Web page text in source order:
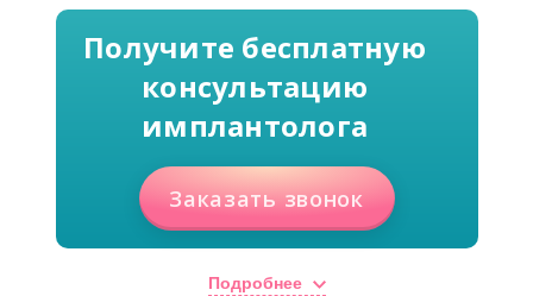
Получите бесплатную
консультацию
имплантолога
Заказать звонок
Подробнее